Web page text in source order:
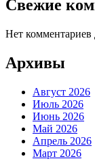
Свежие
Нет комментариев
Архивы
Август 2026
Июль 2026
Июнь 2026
Май 2026
Апрель 2026
Март 2026